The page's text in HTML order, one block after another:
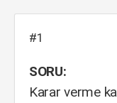
#1
SORU:
Karar verme